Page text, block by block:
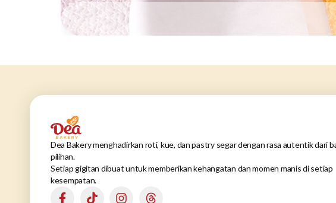
Dea Bakery menghadirkan roti, kue, dan pastry segar dengan rasa autentik dari
pilihan.
Setiap gigitan dibuat untuk memberikan kehangatan dan momen manis di setiap
kesempatan.